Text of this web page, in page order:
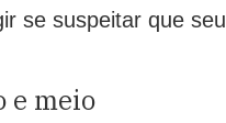
se suspeitar que seu
e meio